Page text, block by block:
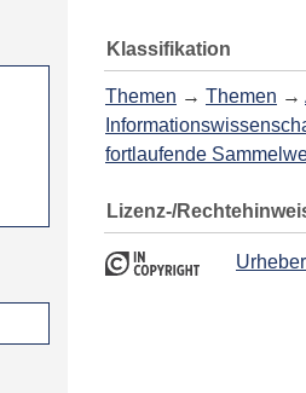
Klassifikation
Themen → Themen →
fortlaufende
Lizenz-/